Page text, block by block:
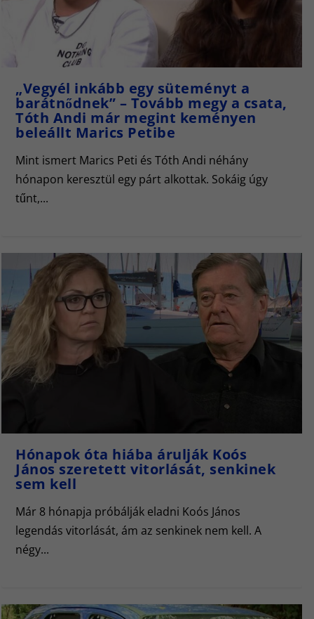
„Vegyél inkább egy süteményt a
barátnődnek” – Tovább megy a csata,
Tóth Andi már megint keményen
beleállt Marics Petibe
Mint ismert Marics Peti és Tóth Andi néhány
hónapon keresztül egy párt alkottak. Sokáig úgy
tűnt,...
Hónapok óta hiába árulják Koós
János szeretett vitorlását, senkinek
sem kell
Már 8 hónapja próbálják eladni Koós János
legendás vitorlását, ám az senkinek nem kell. A
négy...